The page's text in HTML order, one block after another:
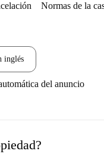
Normas de la
inglés
del anuncio